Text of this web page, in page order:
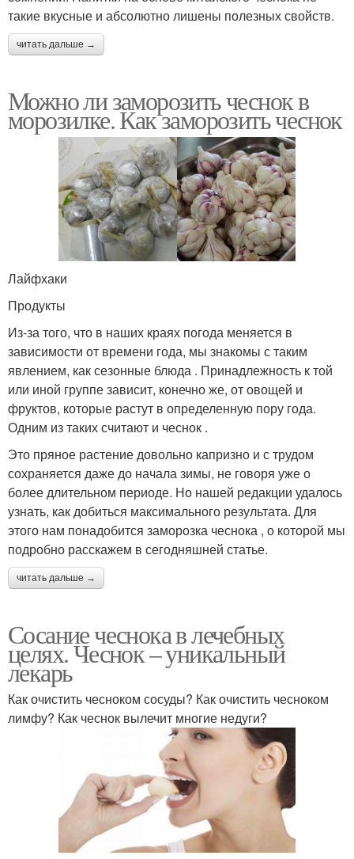
такие вкусные и абсолютно лишены полезных свойств.
читать дальше →
Можно ли заморозить чеснок в
морозилке. Как заморозить чеснок
Лайфхаки
Продукты
Из-за того, что в наших краях погода меняется в
зависимости от времени года, мы знакомы с таким
явлением, как сезонные блюда . Принадлежность к той
или иной группе зависит, конечно же, от овощей и
фруктов, которые растут в определенную пору года.
Одним из таких считают и чеснок .
Это пряное растение довольно капризно и с трудом
сохраняется даже до начала зимы, не говоря уже о
более длительном периоде. Но нашей редакции удалось
узнать, как добиться максимального результата. Для
этого нам понадобится заморозка чеснока , о которой мы
подробно расскажем в сегодняшней статье.
читать дальше →
Сосание чеснока в лечебных
целях. Чеснок – уникальный
лекарь
Как очистить чесноком сосуды? Как очистить чесноком
лимфу? Как чеснок вылечит многие недуги?